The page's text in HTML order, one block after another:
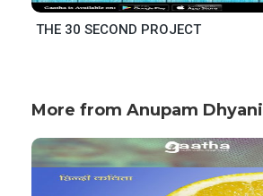
THE 30 SECOND PROJECT
More from Anupam Dhyani